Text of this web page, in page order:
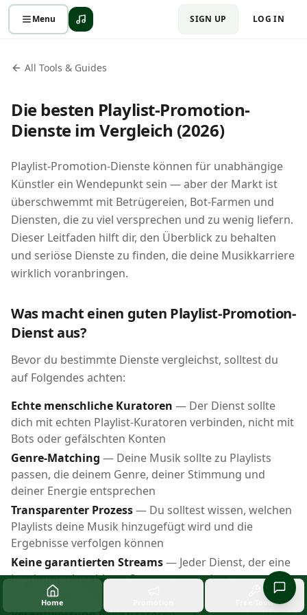
Menu SIGN UP LOG IN
All Tools & Guides
Die besten Playlist-Promotion-
Dienste im Vergleich (2026)
Playlist-Promotion-Dienste können für unabhängige
Künstler ein Wendepunkt sein — aber der Markt ist
überschwemmt mit Betrügereien, Bot-Farmen und
Diensten, die zu viel versprechen und zu wenig liefern.
Dieser Leitfaden hilft dir, den Überblick zu behalten
und seriöse Dienste zu finden, die deine Musikkarriere
wirklich voranbringen.
Was macht einen guten Playlist-Promotion-
Dienst aus?
Bevor du bestimmte Dienste vergleichst, solltest du
auf Folgendes achten:
Echte menschliche Kuratoren — Der Dienst sollte
dich mit echten Playlist-Kuratoren verbinden, nicht mit
Bots oder gefälschten Konten
Genre-Matching — Deine Musik sollte zu Playlists
passen, die deinem Genre, deiner Stimmung und
deiner Energie entsprechen
Transparenter Prozess— Du solltest wissen, welchen
Playlists deine Musik hinzugefügt wird und die
Ergebnisse verfolgen können
Keine garantierten Streams— Jeder Dienst, der eine
bestimmte Anzahl von Streams garantiert, verwendet
wahrscheinlich Bots
Home Free Tools